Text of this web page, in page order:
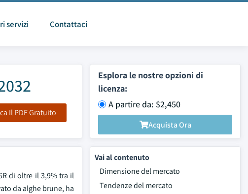
servizi Contattaci
Il PDF Gratuito
Esplora le nostre opzioni di
licenza:
A partire da: $2,450
Acquista Ora
di oltre il 3,9% tra il
da alghe brune, ha
Vai al contenuto
Dimensione del mercato
Tendenze del mercato